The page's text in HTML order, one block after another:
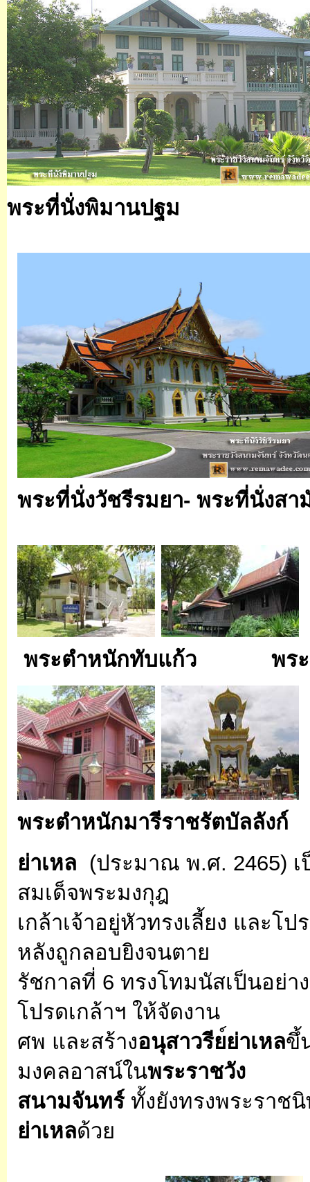
พระที่นั่งพิมานปฐม
พระที่นั่งวัชรีรมยา- พระที่นั่งส
พระตำหนักทับแก้ว พร
พระตำหนักมารีราชรัตบัลลังก์
ย่าเหล (ประมาณ พ.ศ. 2465)
สมเด็จพระมงกุฎ
เกล้าเจ้าอยู่หัวทรงเลี้ยง และโ
หลังถูกลอบยิงจนตาย
รัชกาลที่ 6 ทรงโทมนัสเป็นอย่า
โปรดเกล้าฯ ให้จัดงาน
ศพ และสร้างอนุสาวรียย่าเหลขึ้
มงคลอาสน์ในพระราชวัง
สนามจันทร์ทั้งยังทรงพระราช
ย่าเหลด้วย